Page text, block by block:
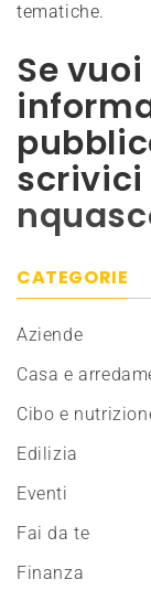
tematiche.
Se
scrivici
CATEGORIE
Aziende
Casa e
Cibo e
Edilizia
Eventi
Fai da te
Finanza